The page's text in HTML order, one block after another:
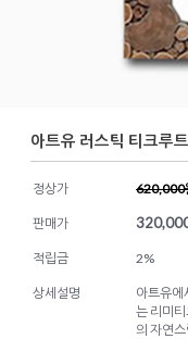
아트유 러스틱 티크루
정상가 620,000
판매가
적립금 2%
상세설명
아트유에
는 리미
의 자연